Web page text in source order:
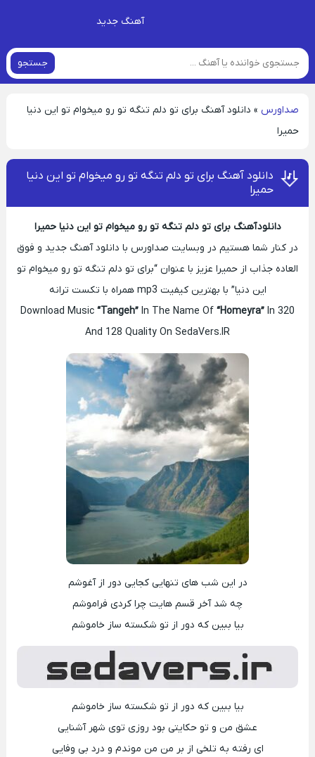
آهنگ جدید
جستجو
صداورس » دانلود آهنگ برای تو دلم تنگه تو رو میخوام تو این دنیا
حمیرا
دانلود آهنگ برای تو دلم تنگه تو رو میخوام تو این دنیا
حمیرا
دانلود آهنگ برای تو دلم تنگه تو رو میخوام تو این دنیا حمیرا
در کنار شما هستیم در وبسایت صداورس با دانلود آهنگ جدید و فوق
العاده جذاب از حمیرا عزیز با عنوان “برای تو دلم تنگه تو رو میخوام تو
این دنیا” با بهترین کیفیت mp3 همراه با تکست ترانه
Download Music “Tangeh” In The Name Of “Homeyra” In 320
And 128 Quality On SedaVers.IR
در این شب های تنهایی کجایی دور از آغوشم
چه شد آخر قسم هایت چرا کردی فراموشم
بیا ببین که دور از تو شکسته ساز خاموشم
بیا ببین که دور از تو شکسته ساز خاموشم
عشق من و تو حکایتی بود روزی توی شهر آشنایی
ای رفته به تلخی از بر من من موندم و درد بی وفایی